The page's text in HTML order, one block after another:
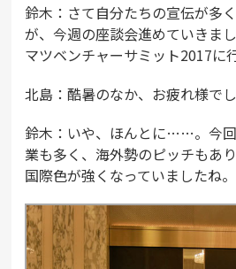
鈴木：さて自分たちの宣伝が多
が、今週の座談会進めていきま
マツベンチャーサミット2017に
北島：酷暑のなか、お疲れ様でし
鈴木：いや、ほんとに……。今
業も多く、海外勢のピッチもあ
国際色が強くなっていましたね。